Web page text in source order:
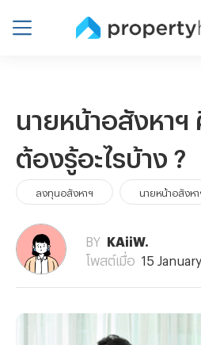
นายหน้าอสังหาฯ
ต้องรู้อะไรบ้าง ?
ลงทุนอสังหาฯ นายหน้าอสังหา
BY
KAiiW.
โพสต์เมื่อ
15